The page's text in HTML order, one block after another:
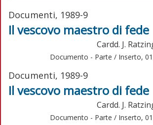
Documenti, 1989-9
Il vescovo maestro di fede
Cardd. J.
Documento - Parte / Inserto,
Documenti, 1989-9
Il vescovo maestro di fede
Cardd. J.
Documento - Parte / Inserto,